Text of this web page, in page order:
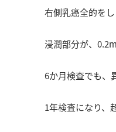
右側乳癌全的をし
浸潤部分が、
6か月検査でも、
1年検査になり、